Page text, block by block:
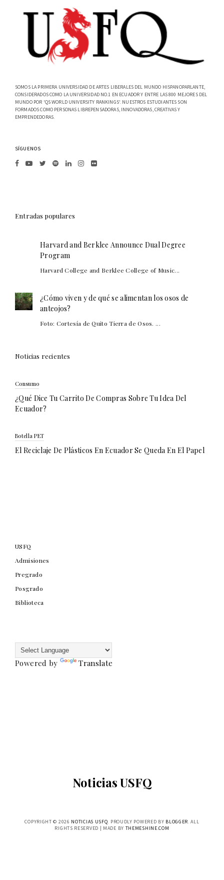
SOMOS LA PRIMERA UNIVERSIDAD DE ARTES LIBERALES DEL MUNDO HISPANOPARLANTE,
CONSIDERADOS COMO LA UNIVERSIDAD NO.1 EN ECUADOR Y ENTRE LAS 800 MEJORES DEL
MUNDO POR 'QS WORLD UNIVERSITY RANKINGS'. NUESTROS ESTUDIANTES SON
FORMADOS COMO PERSONAS LIBREPENSADORAS, INNOVADORAS, CREATIVAS Y
EMPRENDEDORAS.
SÍGUENOS
Entradas populares
Harvard and Berklee Announce Dual Degree
Program
Harvard College and Berklee College of Music...
¿Cómo viven y de qué se alimentan los osos de
anteojos?
Foto: Cortesía de Quito Tierra de Osos. ...
Noticias recientes
Consumo
¿Qué Dice Tu Carrito De Compras Sobre Tu Idea Del
Ecuador?
Botella PET
El Reciclaje De Plásticos En Ecuador Se Queda En El Papel
USFQ
Admisiones
Pregrado
Posgrado
Biblioteca
Powered by Translate
Noticias USFQ
COPYRIGHT © 2026 NOTICIAS USFQ. PROUDLY POWERED BY BLOGGER. ALL
RIGHTS RESERVED | MADE BY THEMESHINE.COM